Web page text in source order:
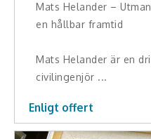
Middagsunderhållning
Something a Little
Underhållning
Mats Helander –
en hållbar framtid
Mats Helander är en
civilingenjör ...
Enligt offert